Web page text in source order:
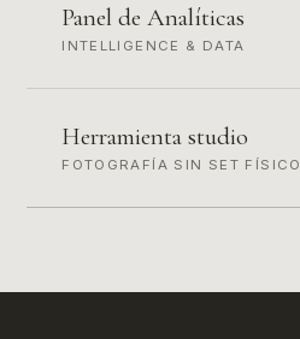
Panel de Analíticas
INTELLIGENCE & DATA
Herramienta studio
FOTOGRAFÍA SIN SET FÍSICO